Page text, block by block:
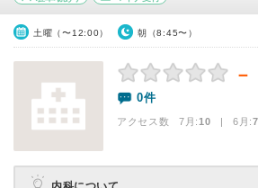
土曜（〜12:00） 朝（8:45〜）
－
0件
アクセス数 7月:10 | 6月:7